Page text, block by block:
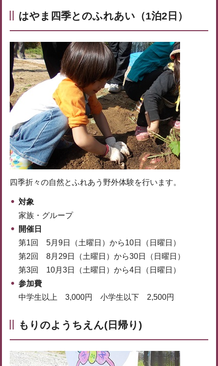
はやま四季とのふれあい（1泊2日）
四季折々の自然とふれあう野外体験を行います。
対象
家族・グループ
開催日
第1回 5月9日（土曜日）から10日（日曜日）
第2回 8月29日（土曜日）から30日（日曜日）
第3回 10月3日（土曜日）から4日（日曜日）
参加費
中学生以上 3,000円 小学生以下 2,500円
もりのようちえん(日帰り)